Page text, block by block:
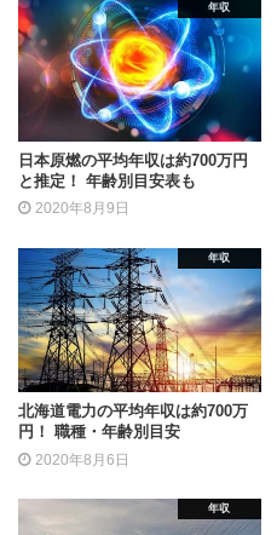
年収
日本原燃の平均年収は約700万円
と推定！ 年齢別目安表も
2020年8月9日
年収
北海道電力の平均年収は約700万
円！ 職種・年齢別目安
2020年8月6日
年収